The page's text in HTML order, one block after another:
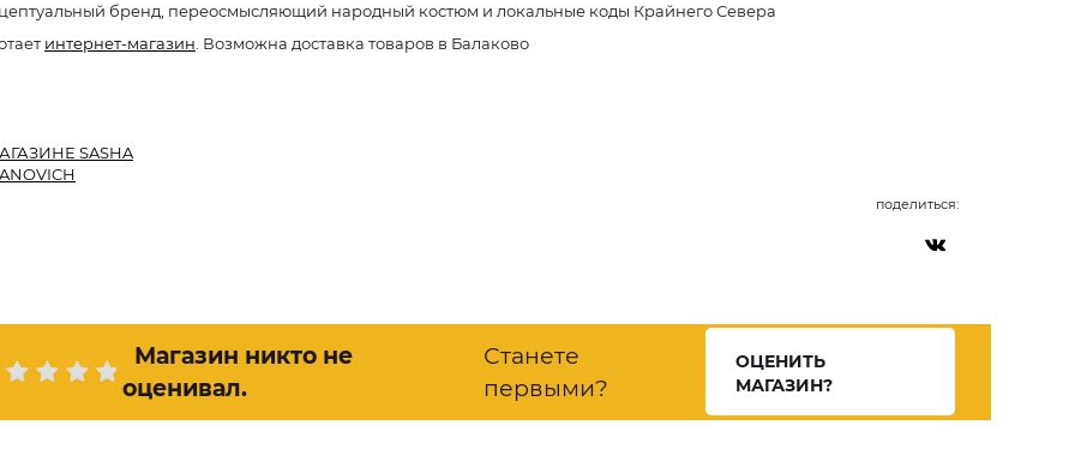
бренд, переосмысляющий народный костюм и локальные коды Крайнего Севера
интернет-магазин . Возможна доставка товаров в Балаково
SASHA
поделиться:
Магазин никто не
оценивал.
Станете
первыми?
ОЦЕНИТЬ
МАГАЗИН?